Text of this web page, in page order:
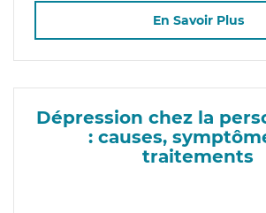
En Savoir Plus
Dépression chez la
: causes,
traitements